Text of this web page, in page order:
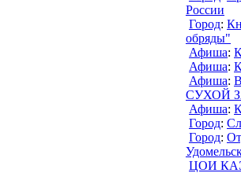
России
Город:
обряды"
Афиша:
Афиша:
Афиша:
СУХОЙ
Афиша:
Город:
Город:
ЦОИ